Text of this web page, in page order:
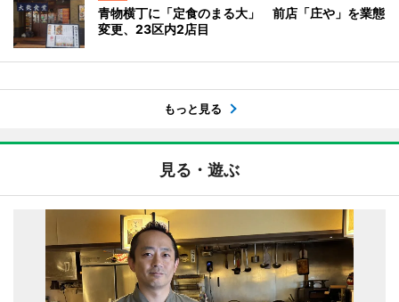
青物横丁に「定食のまる大」 前店「庄や」を業態
変更、23区内2店目
もっと見る
見る・遊ぶ